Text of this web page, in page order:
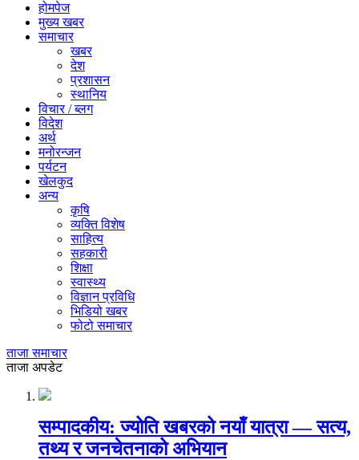
होमपेज
मुख्य खबर
समाचार
खबर
देश
प्रशासन
स्थानिय
विचार / ब्लग
विदेश
अर्थ
मनोरन्जन
पर्यटन
खेलकुद
अन्य
कृषि
व्यक्ति विशेष
साहित्य
सहकारी
शिक्षा
स्वास्थ्य
विज्ञान प्रविधि
भिडियो खबर
फोटो समाचार
ताजा समाचार
ताजा अपडेट
सम्पादकीय: ज्योति खबरको नयाँ यात्रा — सत्य,
तथ्य र जनचेतनाको अभियान